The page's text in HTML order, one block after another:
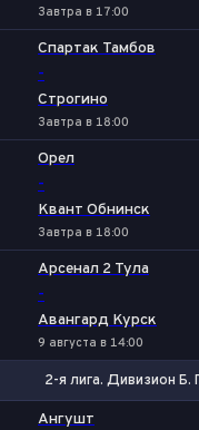
Завтра в 17:00
Спартак Тамбов
-
Строгино
Завтра в 18:00
Орел
-
Квант Обнинск
Завтра в 18:00
Арсенал 2 Тула
-
Авангард Курск
9 августа в 14:00
2-я лига. Дивизион Б.
Ангушт